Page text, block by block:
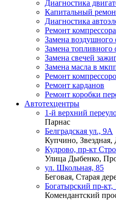
Диагностика
Капитальный
Диагностика
Ремонт
Замена воздушного
Замена топливного
Замена свечей
Замена масла в
Ремонт
Ремонт карданов
Ремонт коробки
Автотехцентры
1-й верхний
Парнас
Белградская ул., 9А
Купчино,
Кудрово, пр-кт
Улица Дыбенко,
ул. Школьная, 85
Беговая, Старая
Богатырский пр-кт,
Комендантский